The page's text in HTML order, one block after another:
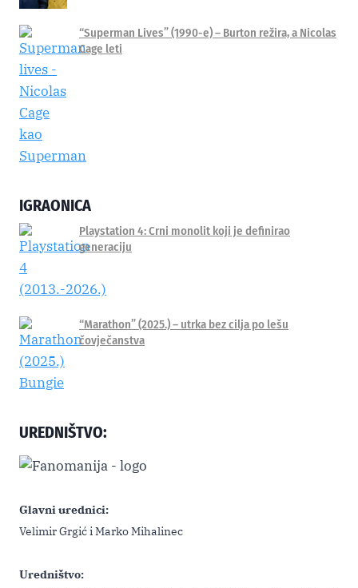
“Superman Lives” (1990-e) – Burton režira, a Nicolas
Cage leti
IGRAONICA
Playstation 4: Crni monolit koji je definirao
generaciju
“Marathon” (2025.) – utrka bez cilja po lešu
čovječanstva
UREDNIŠTVO:
Glavni urednici:
Velimir Grgić i Marko Mihalinec
Uredništvo: